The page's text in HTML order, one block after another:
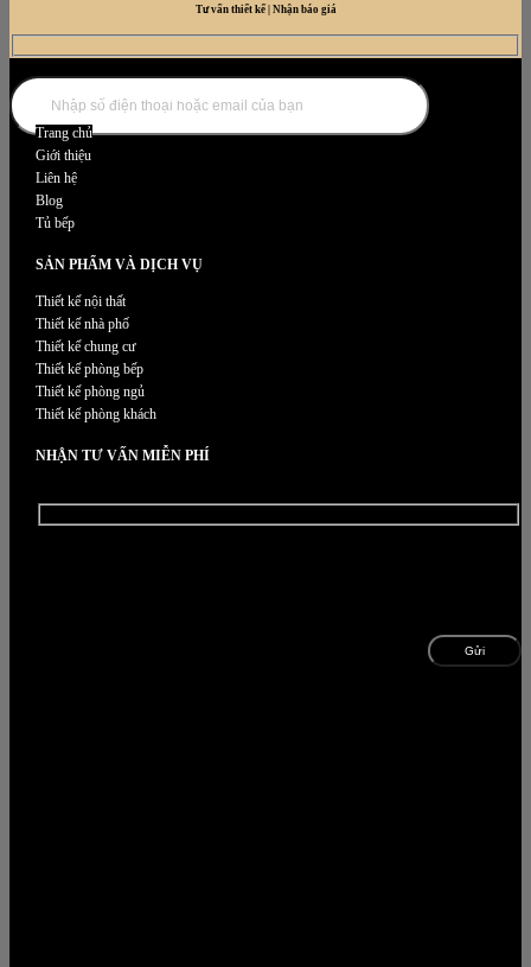
Tư vấn thiết kế | Nhận báo giá
DANH MỤC NỘI THẤT
Trang chủ
Giới thiệu
Liên hệ
Blog
Tủ bếp
SẢN PHẨM VÀ DỊCH VỤ
Thiết kế nội thất
Thiết kế nhà phố
Thiết kế chung cư
Thiết kế phòng bếp
Thiết kế phòng ngủ
Thiết kế phòng khách
NHẬN TƯ VẤN MIỄN PHÍ